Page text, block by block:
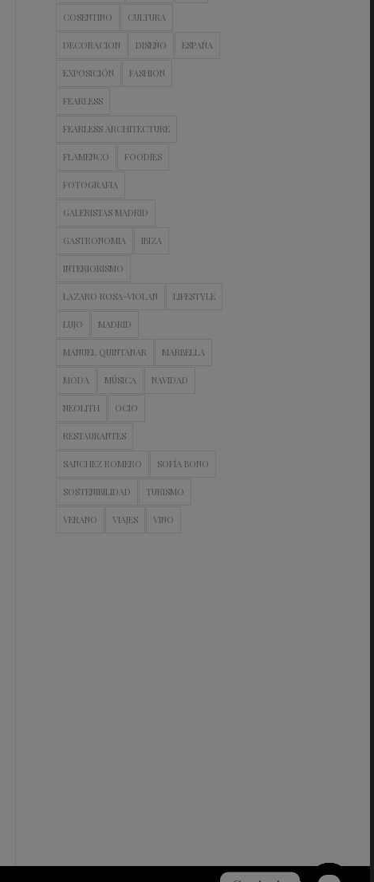
COSENTINO CULTURA
DECORACION DISEÑO ESPAÑA
EXPOSICIÓN FASHION
FEARLESS
FEARLESS ARCHITECTURE
FLAMENCO FOODIES
FOTOGRAFIA
GALERISTAS MADRID
GASTRONOMIA IBIZA
INTERIORISMO
LAZARO ROSA-VIOLAN LIFESTYLE
LUJO MADRID
MANUEL QUINTANAR MARBELLA
MODA MÚSICA NAVIDAD
NEOLITH OCIO
RESTAURANTES
SANCHEZ ROMERO SOFÍA BONO
SOSTENIBILIDAD TURISMO
VERANO VIAJES VINO